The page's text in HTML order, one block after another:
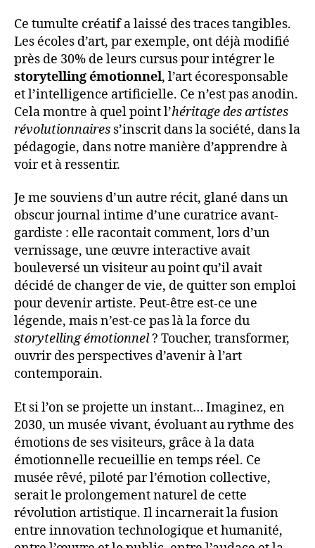
Ce tumulte créatif a laissé des traces tangibles.
Les écoles d’art, par exemple, ont déjà modifié
près de 30% de leurs cursus pour intégrer le
storytelling émotionnel, l’art écoresponsable
et l’intelligence artificielle. Ce n’est pas anodin.
Cela montre à quel point l’héritage des artistes
révolutionnaires s’inscrit dans la société, dans la
pédagogie, dans notre manière d’apprendre à
voir et à ressentir.
Je me souviens d’un autre récit, glané dans un
obscur journal intime d’une curatrice avant-
gardiste : elle racontait comment, lors d’un
vernissage, une œuvre interactive avait
bouleversé un visiteur au point qu’il avait
décidé de changer de vie, de quitter son emploi
pour devenir artiste. Peut-être est-ce une
légende, mais n’est-ce pas là la force du
storytelling émotionnel? Toucher, transformer,
ouvrir des perspectives d’avenir à l’art
contemporain.
Et si l’on se projette un instant… Imaginez, en
2030, un musée vivant, évoluant au rythme des
émotions de ses visiteurs, grâce à la data
émotionnelle recueillie en temps réel. Ce
musée rêvé, piloté par l’émotion collective,
serait le prolongement naturel de cette
révolution artistique. Il incarnerait la fusion
entre innovation technologique et humanité,